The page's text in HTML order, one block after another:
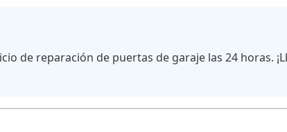
de reparación de puertas de garaje las 24 horas.